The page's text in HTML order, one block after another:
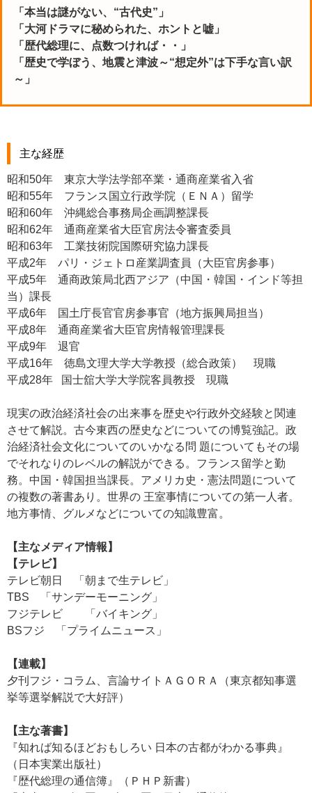
「本当は謎がない、“古代史”」
「大河ドラマに秘められた、ホントと嘘」
「歴代総理に、点数つければ・・」
「歴史で学ぼう、地震と津波～“想定外”は下手な言い訳
～」
主な経歴
昭和50年 東京大学法学部卒業・通商産業省入省
昭和55年 フランス国立行政学院（ＥＮＡ）留学
昭和60年 沖縄総合事務局企画調整課長
昭和62年 通商産業省大臣官房法令審査委員
昭和63年 工業技術院国際研究協力課長
平成2年 パリ・ジェトロ産業調査員（大臣官房参事）
平成5年 通商政策局北西アジア（中国・韓国・インド等担
当）課長
平成6年 国土庁長官官房参事官（地方振興局担当）
平成8年 通商産業省大臣官房情報管理課長
平成9年 退官
平成16年 徳島文理大学大学教授（総合政策） 現職
平成28年 国士舘大学大学院客員教授 現職
現実の政治経済社会の出来事を歴史や行政外交経験と関連
させて解説。古今東西の歴史などについての博覧強記。政
治経済社会文化についてのいかなる問 題についてもその場
でそれなりのレベルの解説ができる。フランス留学と勤
務。中国・韓国担当課長。アメリカ史・憲法問題について
の複数の著書あり。世界の 王室事情についての第一人者。
地方事情、グルメなどについての知識豊富。
【主なメディア情報】
【テレビ】
テレビ朝日 「朝まで生テレビ」
TBS 「サンデーモーニング」
フジテレビ 「バイキング」
BSフジ 「プライムニュース」
【連載】
夕刊フジ・コラム、言論サイトＡＧＯＲＡ（東京都知事選
挙等選挙解説で大好評）
【主な著書】
『知れば知るほどおもしろい 日本の古都がわかる事典』
（日本実業出版社）
『歴代総理の通信簿』（ＰＨＰ新書）